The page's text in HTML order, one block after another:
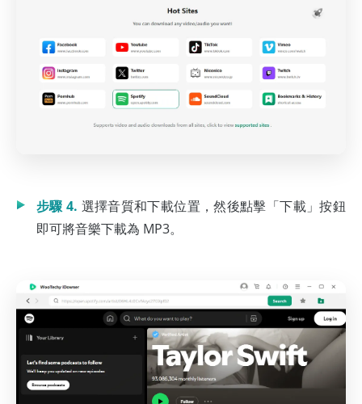
步驟 4. 選擇音質和下載位置，然後點擊「下載」按鈕
即可將音樂下載為 MP3。